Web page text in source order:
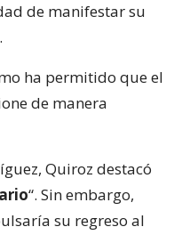
de manifestar su
ha permitido que el
de manera
Quiroz destacó
“. Sin embargo,
su regreso al